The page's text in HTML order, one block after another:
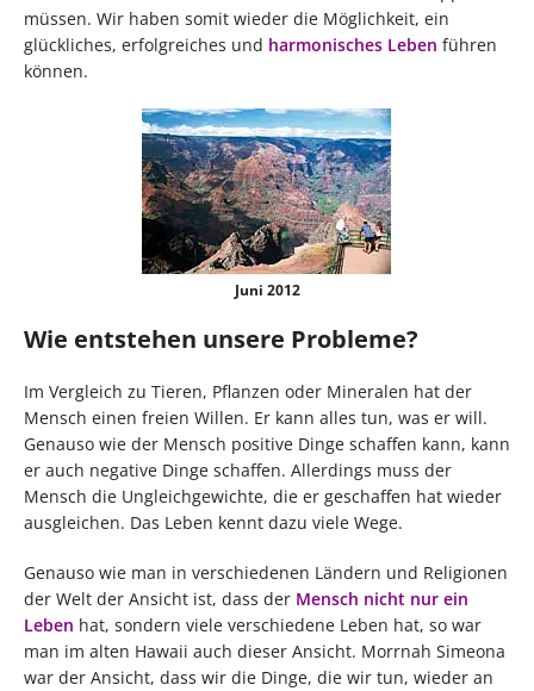
müssen. Wir haben somit wieder die Möglichkeit, ein
glückliches, erfolgreiches und harmonisches Leben führen
können.
Juni 2012
Wie entstehen unsere Probleme?
Im Vergleich zu Tieren, Pflanzen oder Mineralen hat der
Mensch einen freien Willen. Er kann alles tun, was er will.
Genauso wie der Mensch positive Dinge schaffen kann, kann
er auch negative Dinge schaffen. Allerdings muss der
Mensch die Ungleichgewichte, die er geschaffen hat wieder
ausgleichen. Das Leben kennt dazu viele Wege.
Genauso wie man in verschiedenen Ländern und Religionen
der Welt der Ansicht ist, dass der Mensch nicht nur ein
Leben hat, sondern viele verschiedene Leben hat, so war
man im alten Hawaii auch dieser Ansicht. Morrnah Simeona
war der Ansicht, dass wir die Dinge, die wir tun, wieder an